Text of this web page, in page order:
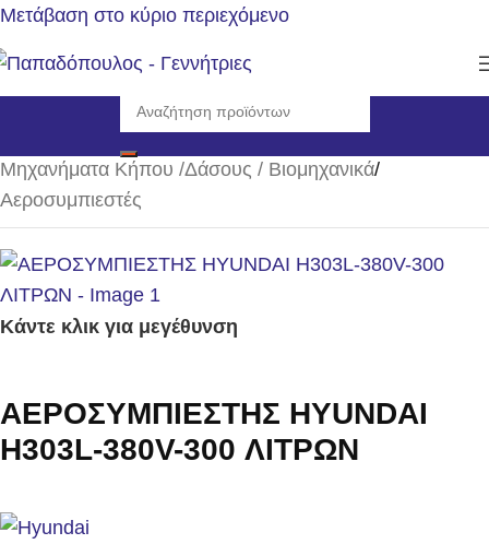
Μετάβαση στο κύριο περιεχόμενο
Αρχική σελίδα/
Μηχανήματα Κήπου /Δάσους / Βιομηχανικά/
Αεροσυμπιεστές
Κάντε κλικ για μεγέθυνση
AEPOΣYMΠIEΣTHΣ HYUNDAI
H303L-380V-300 ΛITPΩN